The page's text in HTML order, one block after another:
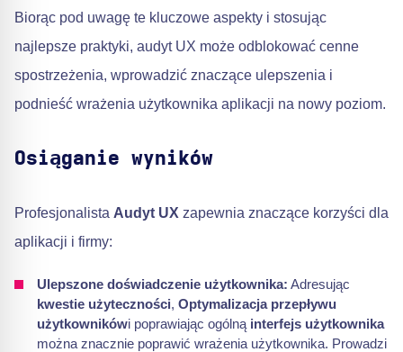
Biorąc pod uwagę te kluczowe aspekty i stosując
najlepsze praktyki, audyt UX może odblokować cenne
spostrzeżenia, wprowadzić znaczące ulepszenia i
podnieść wrażenia użytkownika aplikacji na nowy poziom.
Osiąganie wyników
Profesjonalista Audyt UX zapewnia znaczące korzyści dla
aplikacji i firmy:
Ulepszone doświadczenie użytkownika: Adresując
kwestie użyteczności, Optymalizacja przepływu
użytkownikówi poprawiając ogólną interfejs użytkownika
można znacznie poprawić wrażenia użytkownika. Prowadzi